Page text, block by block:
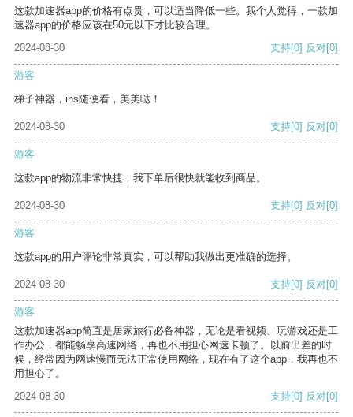
这款加速器app的价格有点贵，可以适当降低一些。我个人觉得，一款加
速器app的价格应该在50元以下才比较合理。
2024-08-30
支持[0] 反对[0]
游客
梯子神器，ins随便看，美美哒！
2024-08-30 支持[0] 反对[0]
游客
这款app的物流非常快捷，我下单后很快就能收到商品。
2024-08-30 支持[0] 反对[0]
游客
这款app的用户评论非常真实，可以帮助我做出更准确的选择。
2024-08-30 支持[0] 反对[0]
游客
这款加速器app简直是居家旅行必备神器，无论是看视频、玩游戏还是工
作办公，都能畅享高速网络，再也不用担心网速卡顿了。以前出差的时
候，经常因为网速慢而无法正常使用网络，现在有了这个app，我再也不
用担心了。
2024-08-30
支持[0] 反对[0]